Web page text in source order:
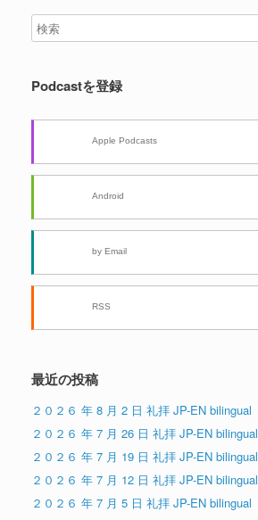
Podcastを登録
Apple Podcasts
Android
by Email
RSS
最近の投稿
２０２６ 年 8 月 2 日 礼拝 JP-EN bilingual
２０２６ 年 7 月 26 日 礼拝 JP-EN bilingual
２０２６ 年 7 月 19 日 礼拝 JP-EN bilingual
２０２６ 年 7 月 12 日 礼拝 JP-EN bilingual
２０２６ 年 7 月 5 日 礼拝 JP-EN bilingual